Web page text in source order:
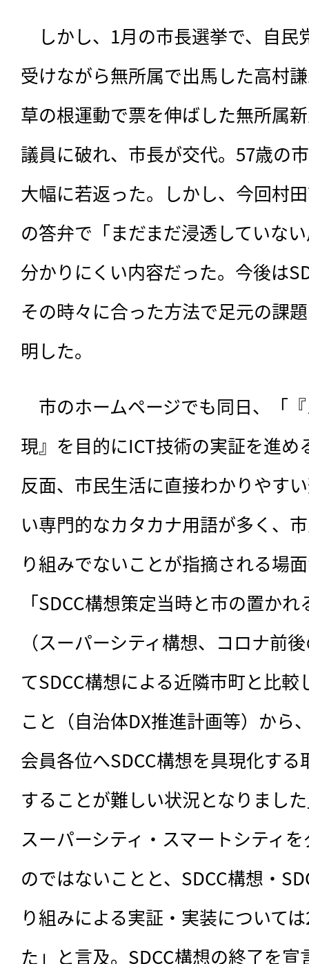
しかし、1月の市長選挙で、自民
受けながら無所属で出馬した高村
草の根運動で票を伸ばした無所属
議員に破れ、市長が交代。57歳の
大幅に若返った。しかし、今回村
の答弁で「まだまだ浸透していな
分かりにくい内容だった。今後は
その時々に合った方法で足元の課
明した。
市のホームページでも同日、「
現』を目的にICT技術の実証を進
反面、市民生活に直接わかりやす
い専門的なカタカナ用語が多く、
り組みでないことが指摘される場
「SDCC構想策定当時と市の置か
（スーパーシティ構想、コロナ前
てSDCC構想による近隣市町と比
こと（自治体DX推進計画等）から
会員各位へSDCC構想を具現化す
することが難しい状況となりまし
スーパーシティ・スマートシティ
のではないことと、SDCC構想・
り組みによる実証・実装について
た」と言及。SDCC構想の終了を宣